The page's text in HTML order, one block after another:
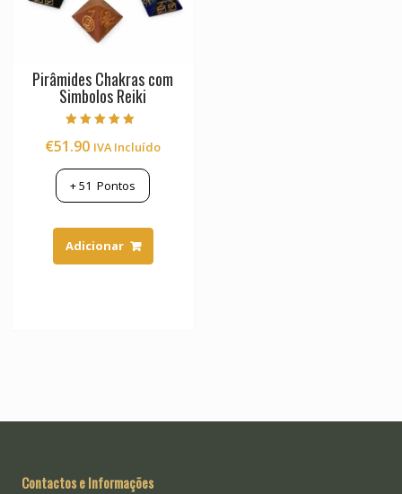
Pirâmides Chakras com
Simbolos Reiki
5.00
€51.90 IVA Incluído
+51 Pontos
Adicionar
Contactos e Informações